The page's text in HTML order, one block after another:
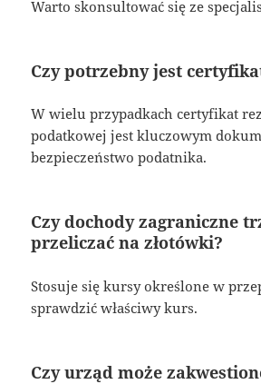
Warto skonsultować się ze
Czy potrzebny jest
W wielu przypadkach certyfikat
podatkowej jest kluczowym
bezpieczeństwo podatnika.
Czy dochody zagraniczne
przeliczać na złotówki?
Stosuje się kursy określone w
sprawdzić właściwy kurs.
Czy urząd może